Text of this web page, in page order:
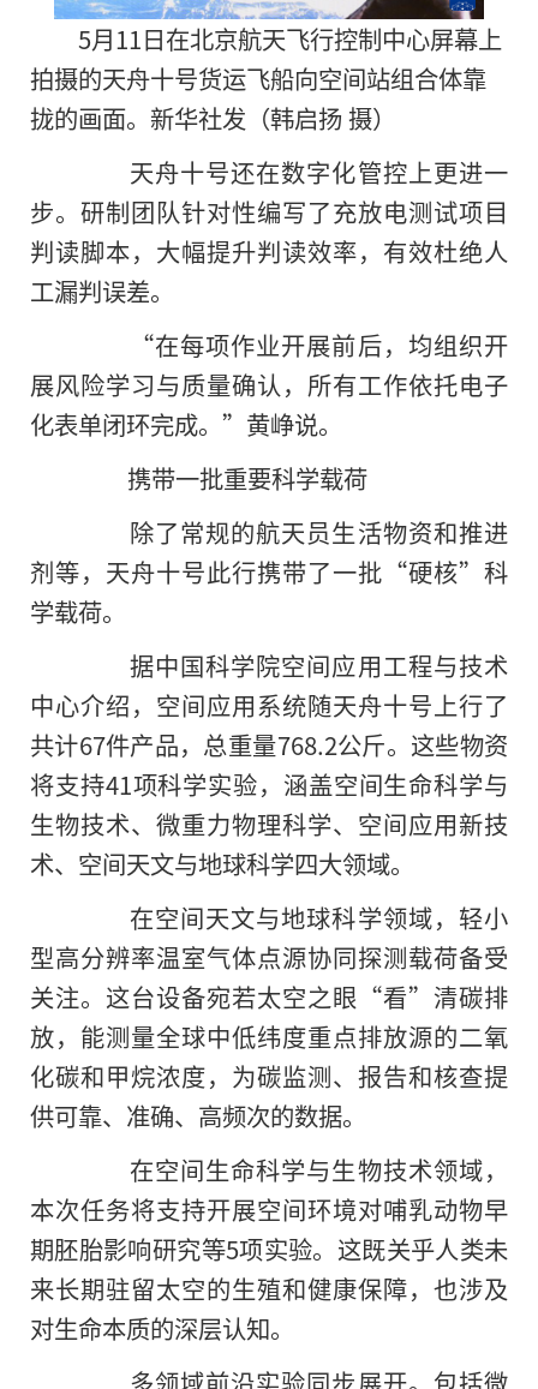
5月11日在北京航天飞行控制中心屏幕上
拍摄的天舟十号货运飞船向空间站组合体靠
拢的画面。新华社发（韩启扬 摄）
天舟十号还在数字化管控上更进一
步。研制团队针对性编写了充放电测试项目
判读脚本，大幅提升判读效率，有效杜绝人
工漏判误差。
“在每项作业开展前后，均组织开
展风险学习与质量确认，所有工作依托电子
化表单闭环完成。”黄峥说。
携带一批重要科学载荷
除了常规的航天员生活物资和推进
剂等，天舟十号此行携带了一批“硬核”科
学载荷。
据中国科学院空间应用工程与技术
中心介绍，空间应用系统随天舟十号上行了
共计67件产品，总重量768.2公斤。这些物资
将支持41项科学实验，涵盖空间生命科学与
生物技术、微重力物理科学、空间应用新技
术、空间天文与地球科学四大领域。
在空间天文与地球科学领域，轻小
型高分辨率温室气体点源协同探测载荷备受
关注。这台设备宛若太空之眼“看”清碳排
放，能测量全球中低纬度重点排放源的二氧
化碳和甲烷浓度，为碳监测、报告和核查提
供可靠、准确、高频次的数据。
在空间生命科学与生物技术领域，
本次任务将支持开展空间环境对哺乳动物早
期胚胎影响研究等5项实验。这既关乎人类未
来长期驻留太空的生殖和健康保障，也涉及
对生命本质的深层认知。
多领域前沿实验同步展开。包括微